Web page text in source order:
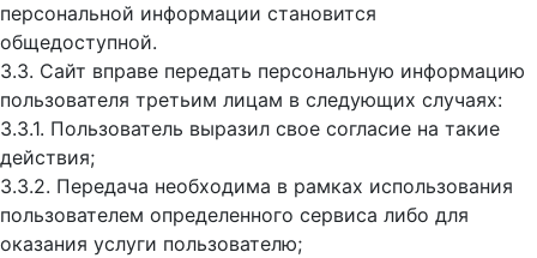
персональной информации становится
общедоступной.
3.3. Сайт вправе передать персональную информацию
пользователя третьим лицам в следующих случаях:
3.3.1. Пользователь выразил свое согласие на такие
действия;
3.3.2. Передача необходима в рамках использования
пользователем определенного сервиса либо для
оказания услуги пользователю;